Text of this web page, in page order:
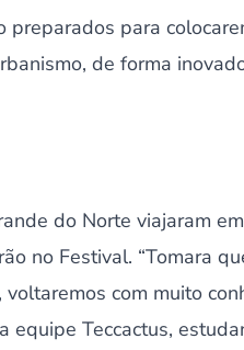
preparados para
de forma
do Norte viajaram
no Festival. “Tomara
com muito
equipe Teccactus,